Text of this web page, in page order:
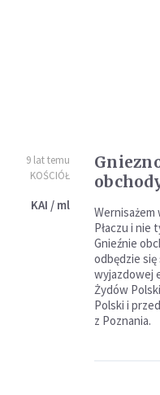
9 lat temu
KOŚCIÓŁ
KAI / ml
Płaczu i nie
Gnieźnie
odbędzie
wyjazdowej
Żydów
Polski i
z Poznania.